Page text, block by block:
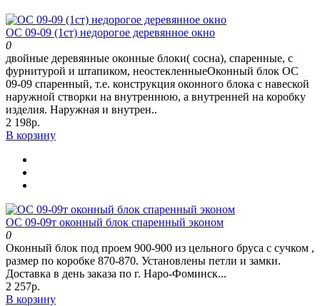
ОС 09-09 (1ст) недорогое деревянное окно
0
двойные деревянные оконные блоки( сосна), спаренные, с
фурнитурой и штапиком, неостекленныеОконный блок ОС
09-09 спаренный, т.е. конструкция оконного блока с навеской
наружной створки на внутреннюю, а внутренней на коробку
изделия. Наружная и внутрен..
2 198р.
В корзину
ОС 09-09т оконный блок спаренный эконом
0
Оконный блок под проем 900-900 из цельного бруса с сучком ,
размер по коробке 870-870. Установлены петли и замки.
Доставка в день заказа по г. Наро-Фоминск...
2 257р.
В корзину